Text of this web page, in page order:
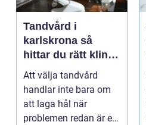
Tandvård i
karlskrona så
hittar du rätt klinik
för långsiktig
munhälsa
Att välja tandvård
handlar inte bara om
att laga hål när
problemen redan är ett